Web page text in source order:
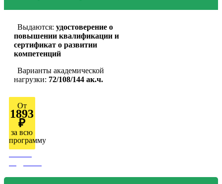
Выдаются: удостоверение о
повышении квалификации и
сертификат о развитии
компетенций
Варианты академической
нагрузки: 72/108/144 ак.ч.
От
1893
₽
за всю
программу